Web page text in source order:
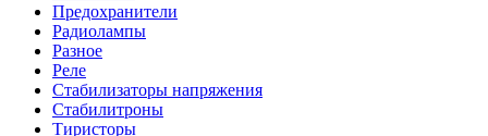
Предохранители
Радиолампы
Разное
Реле
Стабилизаторы напряжения
Стабилитроны
Тиристоры